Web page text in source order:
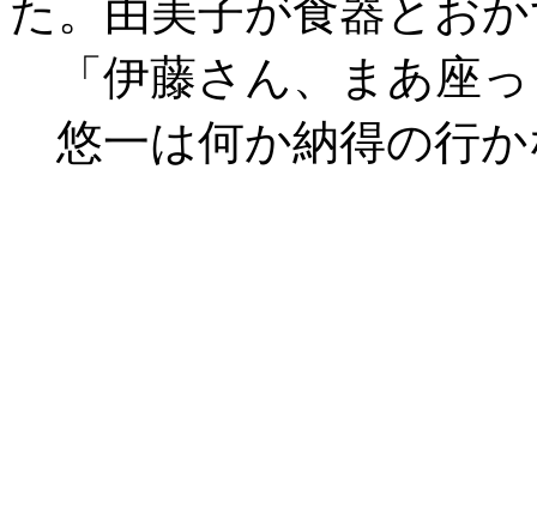
た。由美子が食器とお
「伊藤さん、まあ座
悠一は何か納得の行